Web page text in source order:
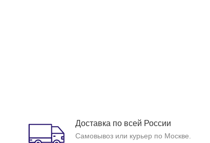
Доставка по всей России
Самовывоз или курьер по Москве.